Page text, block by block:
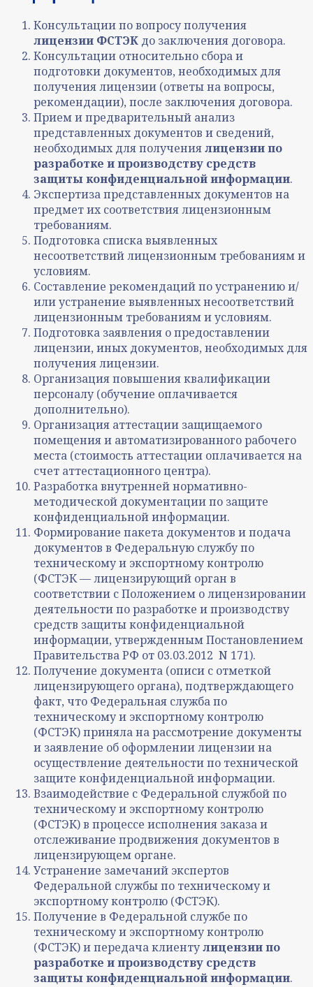
Консультации по вопросу получения
лицензии ФСТЭК до заключения договора.
Консультации относительно сбора и
подготовки документов, необходимых для
получения лицензии (ответы на вопросы,
рекомендации), после заключения договора.
Прием и предварительный анализ
представленных документов и сведений,
необходимых для получениялицензии по
разработке и производству средств
защиты конфиденциальной информации.
Экспертиза представленных документов на
предмет их соответствия лицензионным
требованиям.
Подготовка списка выявленных
несоответствий лицензионным требованиям и
условиям.
Составление рекомендаций по устранению и/
или устранение выявленных несоответствий
лицензионным требованиям и условиям.
Подготовка заявления о предоставлении
лицензии, иных документов, необходимых для
получения лицензии.
Организация повышения квалификации
персоналу (обучение оплачивается
дополнительно).
Организация аттестации защищаемого
помещения и автоматизированного рабочего
места (стоимость аттестации оплачивается на
счет аттестационного центра).
Разработка внутренней нормативно-
методической документации по защите
конфиденциальной информации.
Формирование пакета документов и подача
документов в Федеральную службу по
техническому и экспортному контролю
(ФСТЭК — лицензирующий орган в
соответствии с Положением о лицензировании
деятельности по разработке и производству
средств защиты конфиденциальной
информации, утвержденным Постановлением
Правительства РФ от 03.03.2012 N 171).
Получение документа (описи с отметкой
лицензирующего органа), подтверждающего
факт, что Федеральная служба по
техническому и экспортному контролю
(ФСТЭК) приняла на рассмотрение документы
и заявление об оформлении лицензии на
осуществление деятельности по технической
защите конфиденциальной информации.
Взаимодействие с Федеральной службой по
техническому и экспортному контролю
(ФСТЭК) в процессе исполнения заказа и
отслеживание продвижения документов в
лицензирующем органе.
Устранение замечаний экспертов
Федеральной службы по техническому и
экспортному контролю (ФСТЭК).
Получение в Федеральной службе по
техническому и экспортному контролю
(ФСТЭК) и передача клиентулицензии по
разработке и производству средств
защиты конфиденциальной информации.